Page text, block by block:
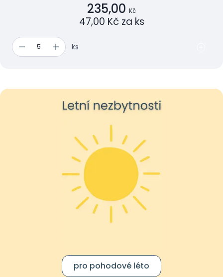
235,00 Kč
47,00 Kč za ks
ks
pro pohodové léto